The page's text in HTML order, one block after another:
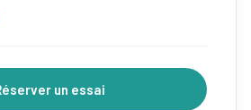
un essai